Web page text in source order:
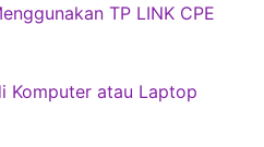
TP LINK CPE
Komputer atau Laptop